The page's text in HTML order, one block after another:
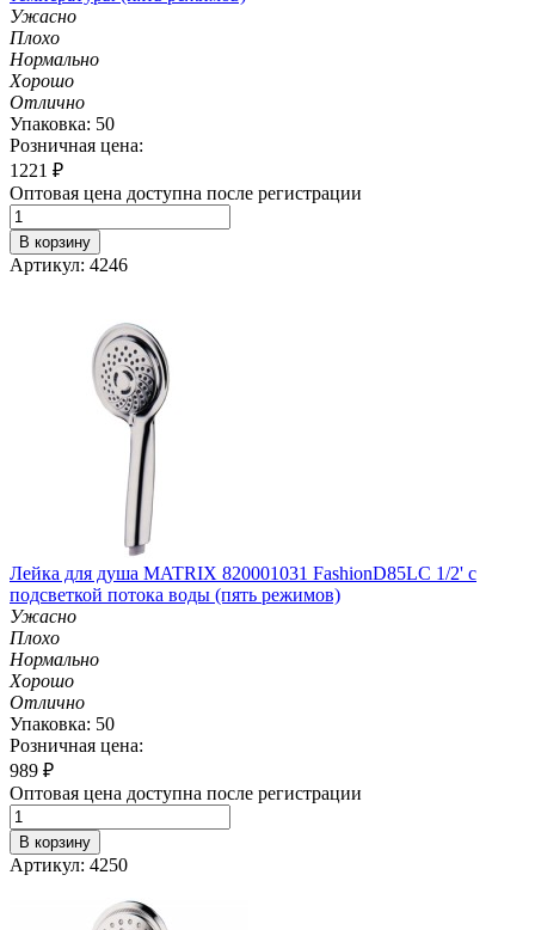
Ужасно
Плохо
Нормально
Хорошо
Отлично
Упаковка: 50
Розничная цена:
1221 ₽
Оптовая цена доступна после регистрации
В корзину
Артикул: 4246
Лейка для душа MATRIX 820001031 Fashion­D85LC 1/2' с
подсветкой потока воды (пять режимов)
Ужасно
Плохо
Нормально
Хорошо
Отлично
Упаковка: 50
Розничная цена:
989 ₽
Оптовая цена доступна после регистрации
В корзину
Артикул: 4250